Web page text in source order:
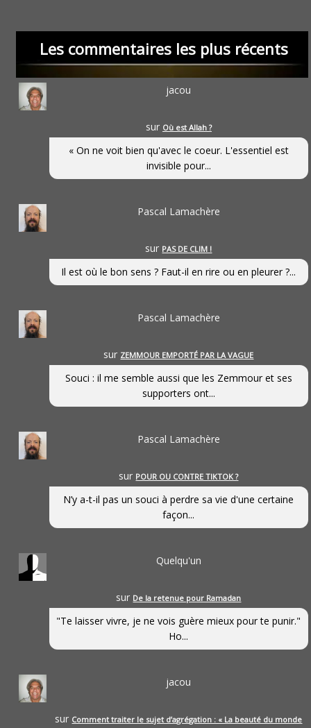
Les commentaires les plus récents
jacou
sur Où est Allah ?
« On ne voit bien qu'avec le coeur. L'essentiel est
invisible pour...
Pascal Lamachère
sur PAS DE CLIM !
Il est où le bon sens ? Faut-il en rire ou en pleurer ?...
Pascal Lamachère
sur ZEMMOUR EMPORTÉ PAR LA VAGUE
Souci : il me semble aussi que les Zemmour et ses
supporters ont...
Pascal Lamachère
sur POUR OU CONTRE TIKTOK ?
N’y a-t-il pas un souci à perdre sa vie d'une certaine
façon...
Quelqu'un
sur De la retenue pour Ramadan
"Te laisser vivre, je ne vois guère mieux pour te punir."
Ho...
jacou
sur Comment traiter le sujet d’agrégation : « La beauté du monde